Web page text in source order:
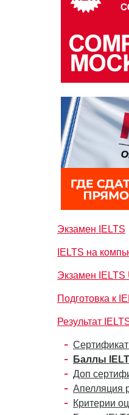
Экзамен IELTS
IELTS на
Экзамен IELTS
Подготовка к
Результат
Баллы
Доп
Апелляция
Критерии